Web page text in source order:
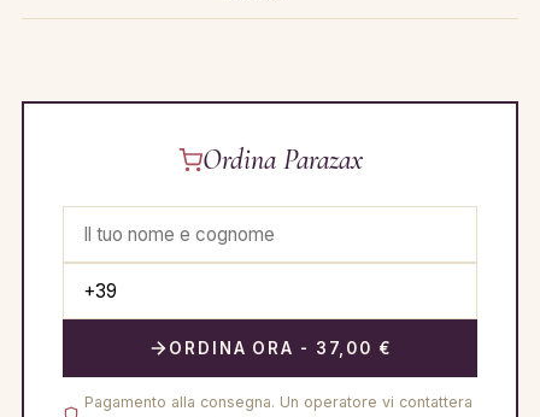
Ordina Parazax
ORDINA ORA - 37,00 €
Pagamento alla consegna. Un operatore vi contattera